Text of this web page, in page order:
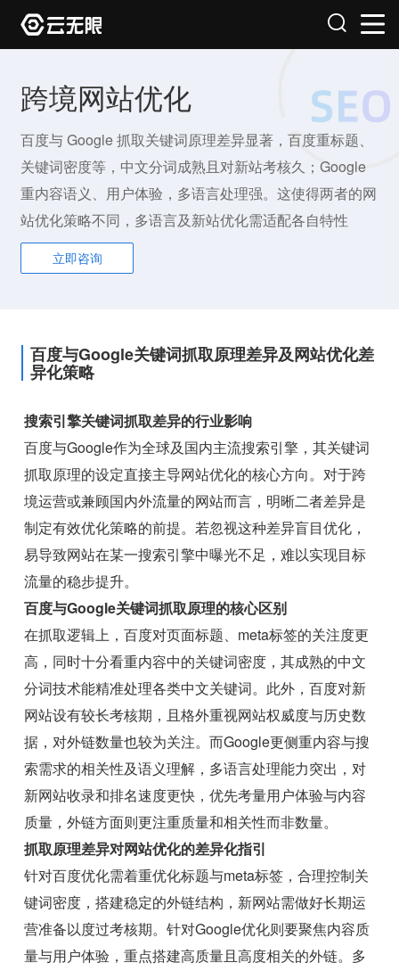
跨境网站优化
百度与 Google 抓取关键词原理差异显著，百度重标题、
关键词密度等，中文分词成熟且对新站考核久；Google
重内容语义、用户体验，多语言处理强。这使得两者的网
站优化策略不同，多语言及新站优化需适配各自特性
立即咨询
百度与Google关键词抓取原理差异及网站优化差
异化策略
搜索引擎关键词抓取差异的行业影响
百度与Google作为全球及国内主流搜索引擎，其关键词
抓取原理的设定直接主导网站优化的核心方向。对于跨
境运营或兼顾国内外流量的网站而言，明晰二者差异是
制定有效优化策略的前提。若忽视这种差异盲目优化，
易导致网站在某一搜索引擎中曝光不足，难以实现目标
流量的稳步提升。
百度与Google关键词抓取原理的核心区别
在抓取逻辑上，百度对页面标题、meta标签的关注度更
高，同时十分看重内容中的关键词密度，其成熟的中文
分词技术能精准处理各类中文关键词。此外，百度对新
网站设有较长考核期，且格外重视网站权威度与历史数
据，对外链数量也较为关注。而Google更侧重内容与搜
索需求的相关性及语义理解，多语言处理能力突出，对
新网站收录和排名速度更快，优先考量用户体验与内容
质量，外链方面则更注重质量和相关性而非数量。
抓取原理差异对网站优化的差异化指引
针对百度优化需着重优化标题与meta标签，合理控制关
键词密度，搭建稳定的外链结构，新网站需做好长期运
营准备以度过考核期。针对Google优化则要聚焦内容质
量与用户体验，重点搭建高质量且高度相关的外链。多